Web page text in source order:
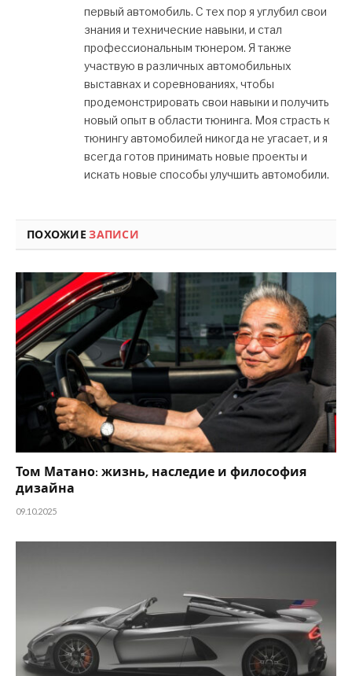
первый автомобиль. С тех пор я углубил свои
знания и технические навыки, и стал
профессиональным тюнером. Я также
участвую в различных автомобильных
выставках и соревнованиях, чтобы
продемонстрировать свои навыки и получить
новый опыт в области тюнинга. Моя страсть к
тюнингу автомобилей никогда не угасает, и я
всегда готов принимать новые проекты и
искать новые способы улучшить автомобили.
ПОХОЖИЕЗАПИСИ
Том Матано: жизнь, наследие и философия
дизайна
09.10.2025